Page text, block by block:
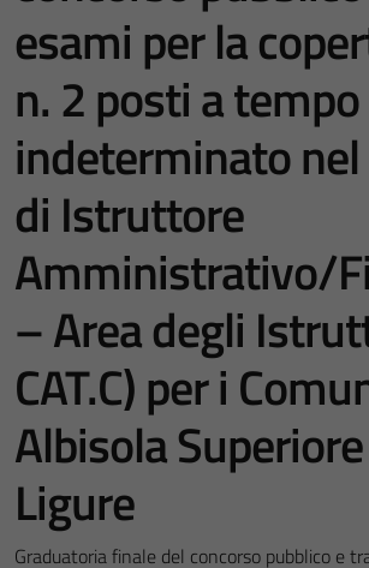
esami per la
n. 2 posti a
indeterminato
di Istruttore
Amministrativo/
– Area degli
CAT.C) per i
Albisola
Ligure
Graduatoria finale del concorso pubblico e